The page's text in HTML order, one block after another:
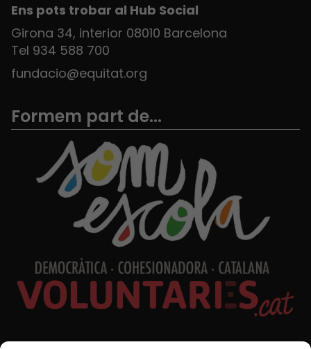
Ens pots trobar al Hub Social
Girona 34, interior 08010 Barcelona
Tel 934 588 700
fundacio@equitat.org
Formem part de...